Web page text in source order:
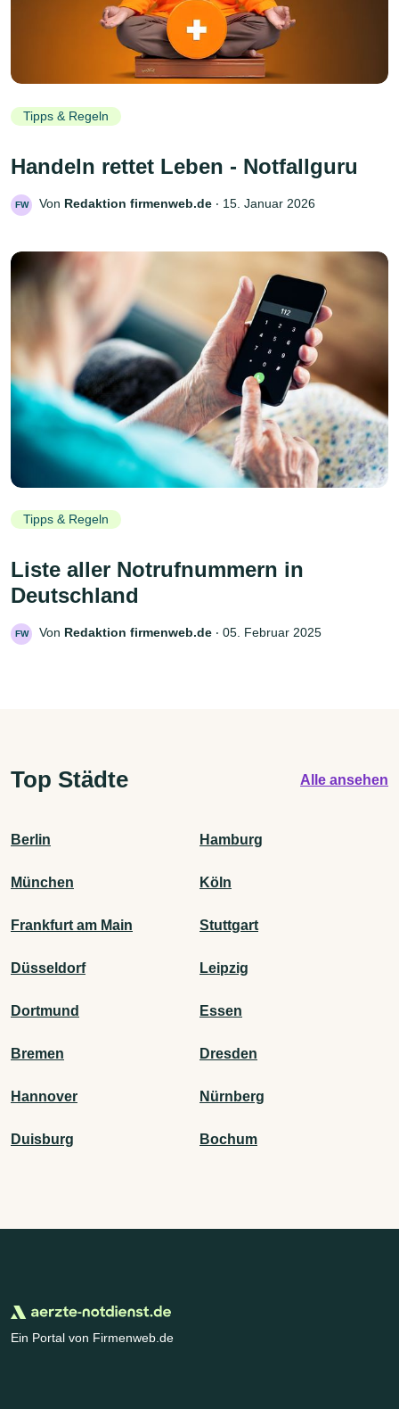
Tipps & Regeln
Handeln rettet Leben - Notfallguru
FW Von Redaktion firmenweb.de ‧ 15. Januar 2026
Tipps & Regeln
Liste aller Notrufnummern in
Deutschland
FW Von Redaktion firmenweb.de ‧ 05. Februar 2025
Top Städte Alle ansehen
Berlin Hamburg
München Köln
Frankfurt am Main Stuttgart
Düsseldorf Leipzig
Dortmund Essen
Bremen Dresden
Hannover Nürnberg
Duisburg Bochum
Ein Portal von Firmenweb.de